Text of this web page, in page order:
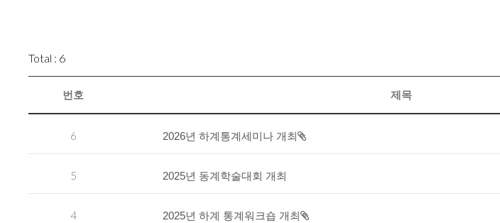
Total : 6
번호 제목
6 2026년 하계통계세미나 개최
5 2025년 동계학술대회 개최
4 2025년 하계 통계워크숍 개최